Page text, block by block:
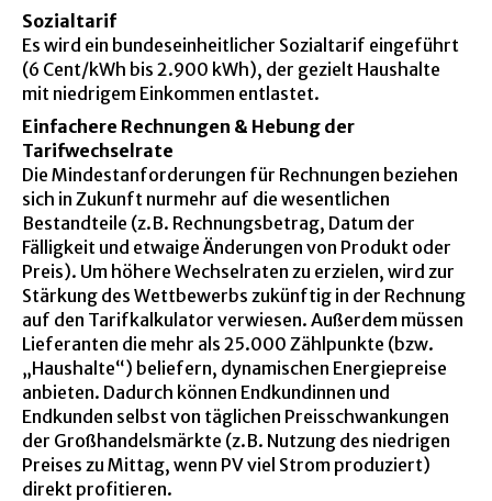
Sozialtarif
Es wird ein bundeseinheitlicher Sozialtarif eingeführt
(6 Cent/kWh bis 2.900 kWh), der gezielt Haushalte
mit niedrigem Einkommen entlastet.
Einfachere Rechnungen & Hebung der
Tarifwechselrate
Die Mindestanforderungen für Rechnungen beziehen
sich in Zukunft nurmehr auf die wesentlichen
Bestandteile (z.B. Rechnungsbetrag, Datum der
Fälligkeit und etwaige Änderungen von Produkt oder
Preis). Um höhere Wechselraten zu erzielen, wird zur
Stärkung des Wettbewerbs zukünftig in der Rechnung
auf den Tarifkalkulator verwiesen. Außerdem müssen
Lieferanten die mehr als 25.000 Zählpunkte (bzw.
„Haushalte“) beliefern, dynamischen Energiepreise
anbieten. Dadurch können Endkundinnen und
Endkunden selbst von täglichen Preisschwankungen
der Großhandelsmärkte (z.B. Nutzung des niedrigen
Preises zu Mittag, wenn PV viel Strom produziert)
direkt profitieren.